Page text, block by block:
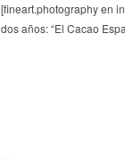
[fineart.photography en
dos años: “El Cacao